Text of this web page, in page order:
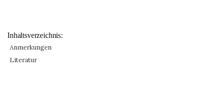
Inhaltsverzeichnis:
Anmerkungen
Literatur